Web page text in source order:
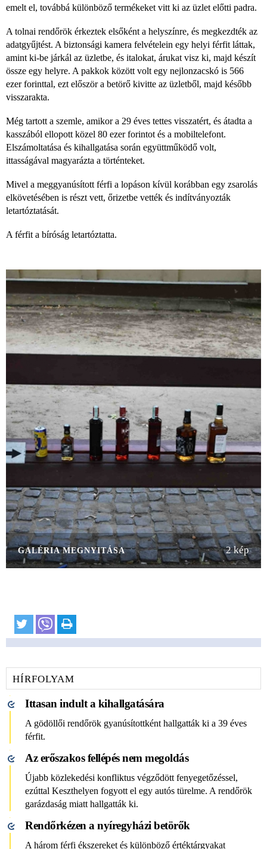
emelt el, továbbá különböző termékeket vitt ki az üzlet előtti padra.
A tolnai rendőrök érkeztek elsőként a helyszínre, és megkezdték az
adatgyűjtést. A biztonsági kamera felvételein egy helyi férfit láttak,
amint ki-be járkál az üzletbe, és italokat, árukat visz ki, majd készít
össze egy helyre. A pakkok között volt egy nejlonzacskó is 566
ezer forinttal, ezt először a betörő kivitte az üzletből, majd később
visszarakta.
Még tartott a szemle, amikor a 29 éves tettes visszatért, és átadta a
kasszából ellopott közel 80 ezer forintot és a mobiltelefont.
Elszámoltatása és kihallgatása során együttműködő volt,
ittasságával magyarázta a történteket.
Mivel a meggyanúsított férfi a lopáson kívül korábban egy zsarolás
elkövetésében is részt vett, őrizetbe vették és indítványozták
letartóztatását.
A férfit a bíróság letartóztatta.
2 kép
GALÉRIA MEGNYITÁSA
HÍRFOLYAM
Ittasan indult a kihallgatására
A gödöllői rendőrök gyanúsítottként hallgatták ki a 39 éves
férfit.
Az erőszakos fellépés nem megoldás
Újabb közlekedési konfliktus végződött fenyegetőzéssel,
ezúttal Keszthelyen fogyott el egy autós türelme. A rendőrök
garázdaság miatt hallgatták ki.
Rendőrkézen a nyíregyházi betörők
A három férfi ékszereket és különböző értéktárgyakat